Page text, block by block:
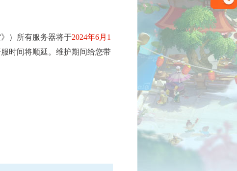
）所有服务器将于2024年6月1
时间将顺延。维护期间给您带